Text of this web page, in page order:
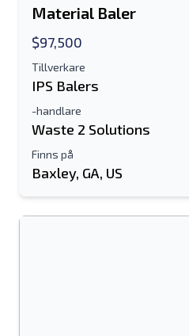
Material Baler
$97,500
Tillverkare
IPS Balers
-handlare
Waste 2 Solutions
Finns på
Baxley, GA, US